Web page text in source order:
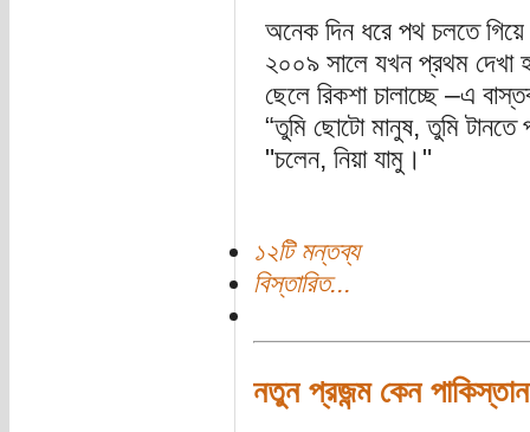
অনেক দিন ধরে পথ চলতে
২০০৯ সালে যখন প্রথম দেখা
ছেলে রিকশা চালাচ্ছে –এ
“তুমি ছোটো মানুষ, তুমি টানতে
"চলেন, নিয়া যামু।"
১২টি মন্তব্য
বিস্তারিত...
নতুন প্রজন্ম কেন